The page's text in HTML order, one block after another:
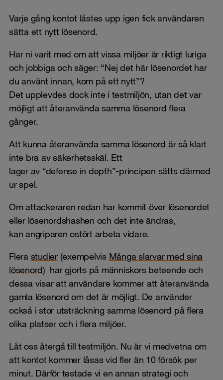
Varje gång kontot låstes upp igen fick användaren
sätta ett nytt lösenord.
Har ni varit med om att vissa miljöer är riktigt luriga
och jobbiga och säger: “Nej det här lösenordet har
du använt innan, kom på ett nytt”?
Det upplevdes dock inte i testmiljön, utan det var
möjligt att återanvända samma lösenord flera
gånger.
Att kunna återanvända samma lösenord är så klart
inte bra av säkerhetsskäl. Ett
lager av “defense in depth”-principen sätts därmed
ur spel.
Om attackeraren redan har kommit över lösenordet
eller lösenordshashen och det inte ändras,
kan angriparen ostört arbeta vidare.
Flera studier(exempelvis Många slarvar med sina
lösenord) har gjorts på människors beteende och
dessa visar att användare kommer att återanvända
gamla lösenord om det är möjligt. De använder
också i stor utsträckning samma lösenord på flera
olika platser och i flera miljöer.
Låt oss återgå till testmiljön. Nu är vi medvetna om
att kontot kommer låsas vid fler än 10 försök per
minut. Därför testade vi en annan strategi och